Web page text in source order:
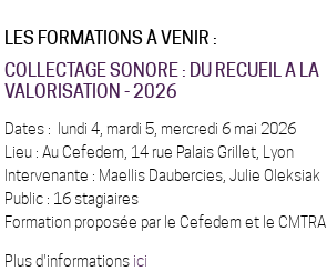
LES FORMATIONS À VENIR :
COLLECTAGE SONORE : DU RECUEIL A LA
VALORISATION - 2026
Dates : lundi 4, mardi 5, mercredi 6 mai 2026
Lieu : Au Cefedem, 14 rue Palais Grillet, Lyon
Intervenante : Maellis Daubercies, Julie Oleksiak
Public : 16 stagiaires
Formation proposée par le Cefedem et le CMTRA
Plus d'informations ici